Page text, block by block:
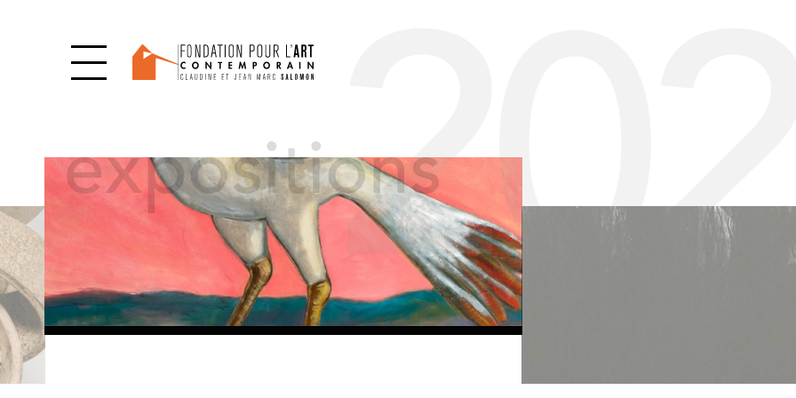
expositions